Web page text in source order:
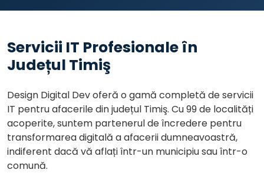
Servicii IT Profesionale în
Județul Timiş
Design Digital Dev oferă o gamă completă de servicii
IT pentru afacerile din județul Timiş. Cu 99 de localități
acoperite, suntem partenerul de încredere pentru
transformarea digitală a afacerii dumneavoastră,
indiferent dacă vă aflați într-un municipiu sau într-o
comună.